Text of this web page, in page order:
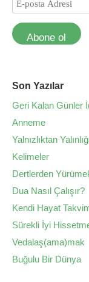
Abone ol
Son Yazılar
Geri Kalan Günler
Anneme
Yalnızlıktan
Kelimeler
Dertlerden
Dua Nasıl Çalışır?
Kendi Hayat
Sürekli İyi
Vedalaş(ama)mak
Buğulu Bir Dünya